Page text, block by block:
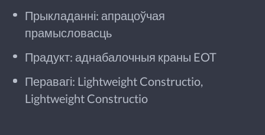
Прыкладанні: апрацоўчая
прамысловасць
Прадукт: аднабалочныя краны EOT
Перавагі: Lightweight Constructio,
Lightweight Constructio